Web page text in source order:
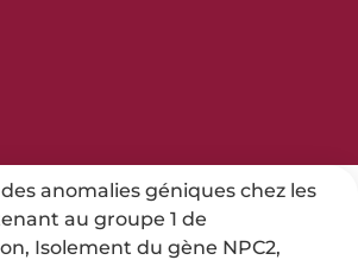
anomalies géniques chez les
au groupe 1 de
Isolement du gène NPC2,